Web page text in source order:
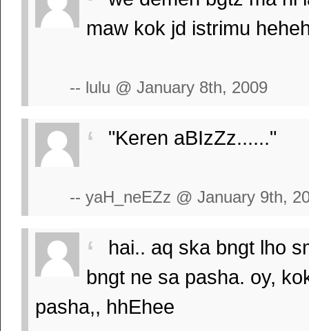
maw kok jd istrimu
-- lulu @ January 8th, 2009
"Keren aBIzZz......"
-- yaH_neEZz @ January 9th,
hai.. aq ska bngt lho
bngt ne sa pasha. oy,
pasha,, hhEhee